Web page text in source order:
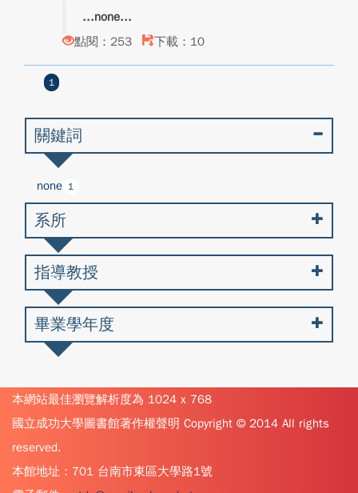
none
點閱：253
下載：10
1
關鍵詞
none 1
系所
指導教授
畢業學年度
本網站最佳瀏覽解析度為 1024 x 768
國立成功大學圖書館著作權聲明 Copyright © 2014 All rights
reserved.
本館地址：701 台南市東區大學路1號